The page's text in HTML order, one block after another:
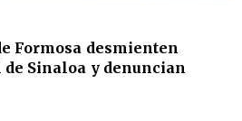
Formosa desmienten
Sinaloa y denuncian